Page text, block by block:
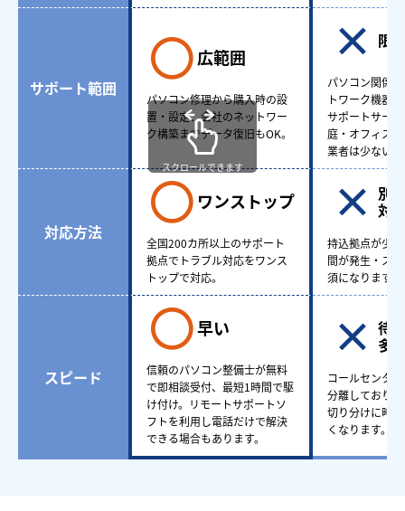
サポート範囲
広範囲
パソコン修理から購入時の設
置・設定、会社のネットワー
ク構築までデータ復旧もOK。
限
パソコン関係
トワーク機器
サポートサー
庭・オフィス
業者は少ない。
対応方法
ワンストップ
全国200カ所以上のサポート
拠点でトラブル対応をワンス
トップで対応。
別
対
持込拠点が少
間が発生・ス
須になります。
スピード
早い
信頼のパソコン整備士が無料
で即相談受付、最短1時間で駆
け付け。リモートサポートソ
フトを利用し電話だけで解決
できる場合もあります。
待
多
コールセンタ
分離しており
切り分けに時
くなります。
スクロールできます